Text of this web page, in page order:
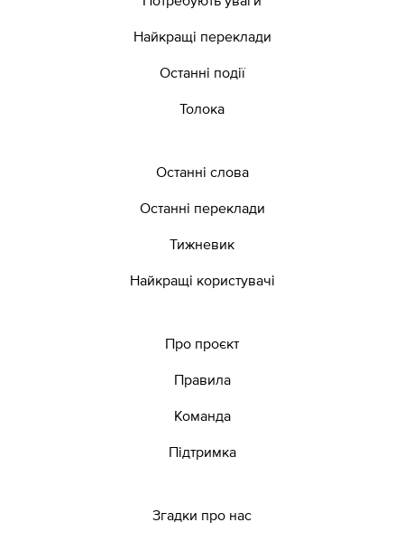
Найкращі переклади
Останні події
Толока
Останні слова
Останні переклади
Тижневик
Найкращі користувачі
Про проєкт
Правила
Команда
Підтримка
Згадки про нас